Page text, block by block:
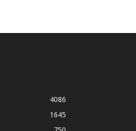
4086
1645